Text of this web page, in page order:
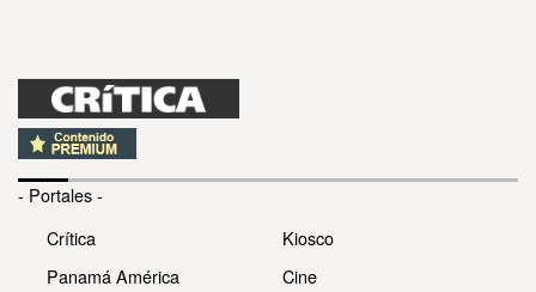
- Portales -
Crítica
Panamá América
Kiosco
Cine